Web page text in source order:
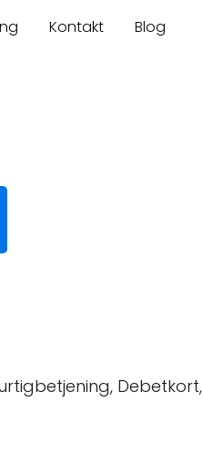
Kontakt Blog
Debetkort,